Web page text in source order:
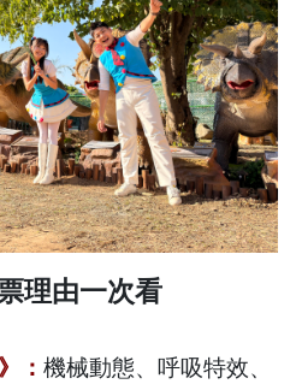
理由一次看
： 機械動態、呼吸特效、